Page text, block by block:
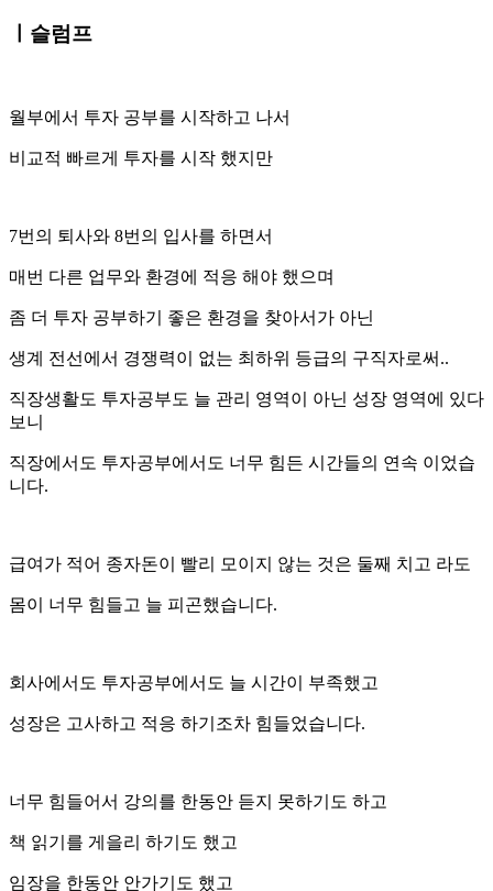
ㅣ슬럼프
월부에서 투자 공부를 시작하고 나서
비교적 빠르게 투자를 시작 했지만
7번의 퇴사와 8번의 입사를 하면서
매번 다른 업무와 환경에 적응 해야 했으며
좀 더 투자 공부하기 좋은 환경을 찾아서가 아닌
생계 전선에서 경쟁력이 없는 최하위 등급의 구직자로써..
직장생활도 투자공부도 늘 관리 영역이 아닌 성장 영역에 있다
보니
직장에서도 투자공부에서도 너무 힘든 시간들의 연속 이었습
니다.
급여가 적어 종자돈이 빨리 모이지 않는 것은 둘째 치고 라도
몸이 너무 힘들고 늘 피곤했습니다.
회사에서도 투자공부에서도 늘 시간이 부족했고
성장은 고사하고 적응 하기조차 힘들었습니다.
너무 힘들어서 강의를 한동안 듣지 못하기도 하고
책 읽기를 게을리 하기도 했고
임장을 한동안 안가기도 했고